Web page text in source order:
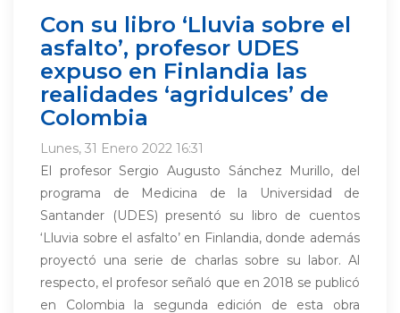
Con su libro ‘Lluvia sobre el
asfalto’, profesor UDES
expuso en Finlandia las
realidades ‘agridulces’ de
Colombia
Lunes, 31 Enero 2022 16:31
El profesor Sergio Augusto Sánchez Murillo, del
programa de Medicina de la Universidad de
Santander (UDES) presentó su libro de cuentos
‘Lluvia sobre el asfalto’ en Finlandia, donde además
proyectó una serie de charlas sobre su labor. Al
respecto, el profesor señaló que en 2018 se publicó
en Colombia la segunda edición de esta obra